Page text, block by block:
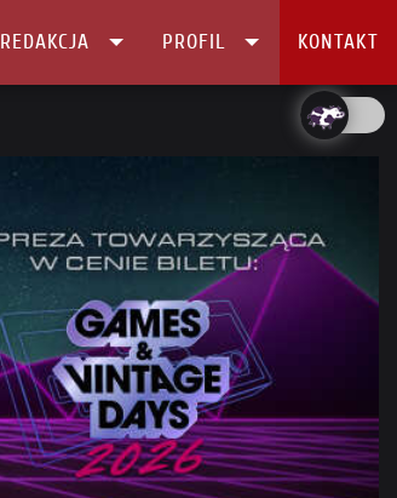
REDAKCJA PROFIL KONTAKT